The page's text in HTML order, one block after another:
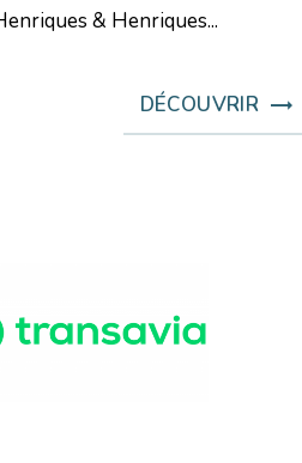
& Henriques...
DÉCOUVRIR